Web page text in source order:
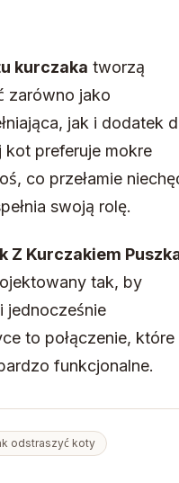
kurczaka tworzą
zarówno jako
jak i dodatek
kot preferuje mokre
co przełamie
swoją rolę.
Z Kurczakiem
tak, by
jednocześnie
to połączenie, które
funkcjonalne.
odstraszyć koty